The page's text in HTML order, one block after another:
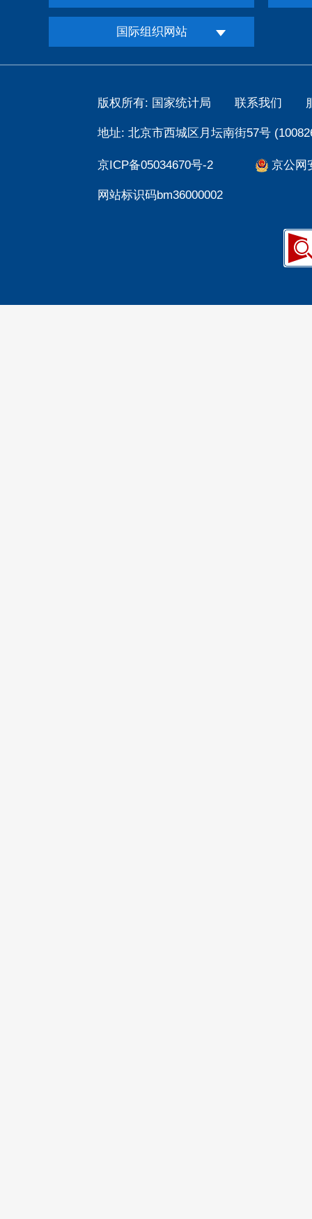
国际组织网站
版权所有: 国家统计局 联系我们
地址: 北京市西城区月坛南街57号
京ICP备05034670号-2 京公网
网站标识码bm36000002